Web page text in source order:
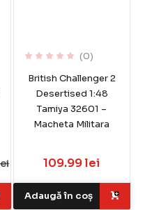
(0)
British Challenger 2
Desertised 1:48
Tamiya 32601 –
Macheta Militara
109.99 lei
Adaugă în coș